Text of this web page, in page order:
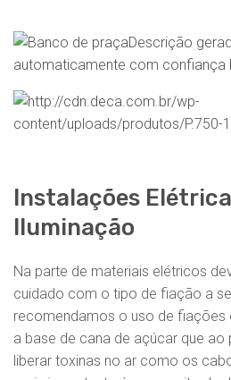
Instalações
Iluminação
Na parte de materiais elétricos
cuidado com o tipo de fiação a
recomendamos o uso de
a base de cana de açúcar que
liberar toxinas no ar como os